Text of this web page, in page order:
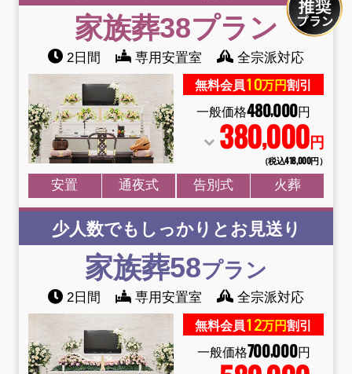
家族葬38プラン
2日間 専用安置室 全宗派対応
無料会員10万円割引
一般価格480,000円
380,000円
（税込418,000円）
安置 通夜式 告別式 火葬
少人数でもしっかりとお見送り
家族葬58プラン
2日間 専用安置室 全宗派対応
無料会員12万円割引
一般価格700,000円